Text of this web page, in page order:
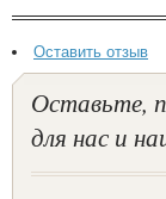
Оставить отзыв
Оставьте,
для нас и